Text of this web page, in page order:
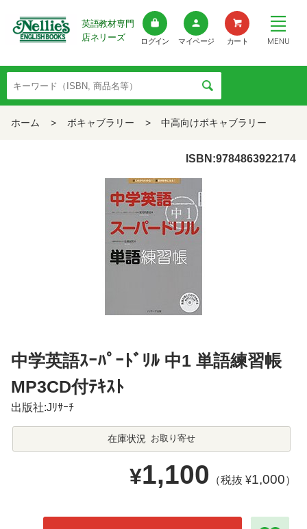
英語教材専門
店ネリーズ
ログイン マイページ カート MENU
ホーム > ボキャブラリー > 中高向けボキャブラリー
ISBN:9784863922174
中学英語ｽｰﾊﾟｰﾄﾞﾘﾙ 中1 単語練習帳
MP3CD付ﾃｷｽﾄ
出版社:Jﾘｻｰﾁ
在庫状況 お取り寄せ
¥1,100 （税抜 ¥1,000）